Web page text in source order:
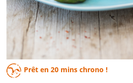
Prêt en20 mins chrono !